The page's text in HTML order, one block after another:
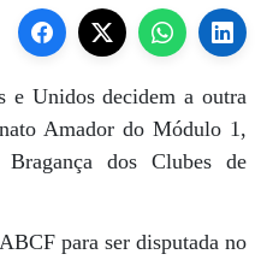
e Unidos decidem a outra
Amador do Módulo 1,
Bragança dos Clubes de
para ser disputada no